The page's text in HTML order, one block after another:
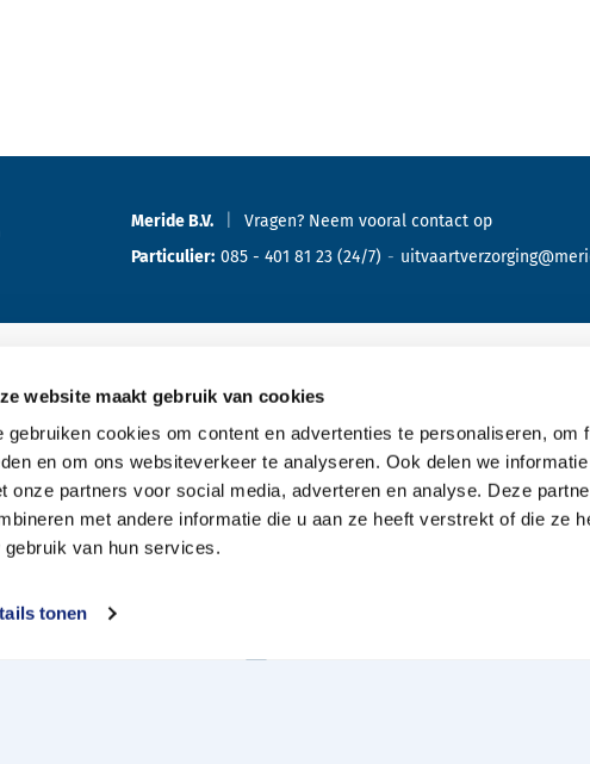
website maakt gebruik van cookies
gebruiken cookies om content en advertenties te personaliseren, om
en om ons websiteverkeer te analyseren. Ook delen we
onze partners voor social media, adverteren en analyse. Deze
met andere informatie die u aan ze heeft verstrekt of die ze
gebruik van hun services.
tonen
Meride B.V. Vragen? Neem vooral contact op
Particulier: 085 - 401 81 23 (24/7)
Oriënteren
Offerte aanvragen
Bespreking met de uitvaartverzorger